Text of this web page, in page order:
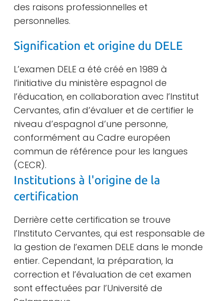
des raisons professionnelles et
personnelles.
Signification et origine du DELE
L’examen DELE a été créé en 1989 à
l’initiative du ministère espagnol de
l’éducation, en collaboration avec l’Institut
Cervantes, afin d’évaluer et de certifier le
niveau d’espagnol d’une personne,
conformément au Cadre européen
commun de référence pour les langues
(CECR).
Institutions à l'origine de la
certification
Derrière cette certification se trouve
l’Instituto Cervantes, qui est responsable de
la gestion de l’examen DELE dans le monde
entier. Cependant, la préparation, la
correction et l’évaluation de cet examen
sont effectuées par l’Université de